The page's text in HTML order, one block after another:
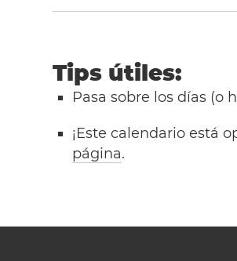
Tips útiles:
Pasa sobre los días (o
¡Este calendario está
página.